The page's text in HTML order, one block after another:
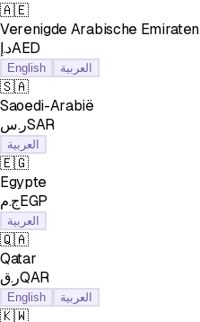
🇦🇪
Verenigde Arabische Emiraten
د.إAED
English العربية
🇸🇦
Saoedi-Arabië
ر.سSAR
العربية
🇪🇬
Egypte
ج.مEGP
العربية
🇶🇦
Qatar
ر.قQAR
English العربية
🇰🇼